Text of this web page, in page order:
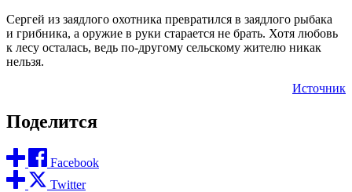
Сергей из заядлого охотника превратился в заядлого рыбака
и грибника, а оружие в руки старается не брать. Хотя любовь
к лесу осталась, ведь по-другому сельскому жителю никак
нельзя.
Источник
Поделится
Facebook
Twitter